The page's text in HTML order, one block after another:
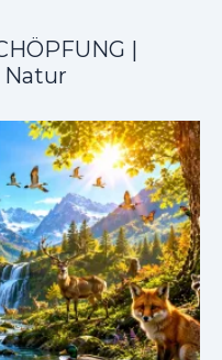
|
Natur